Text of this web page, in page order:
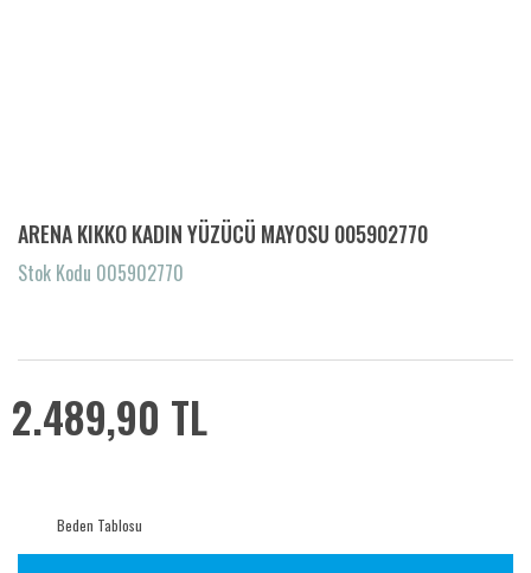
ARENA KIKKO KADIN YÜZÜCÜ MAYOSU 005902770
Stok Kodu 005902770
2.489,90 TL
Beden Tablosu